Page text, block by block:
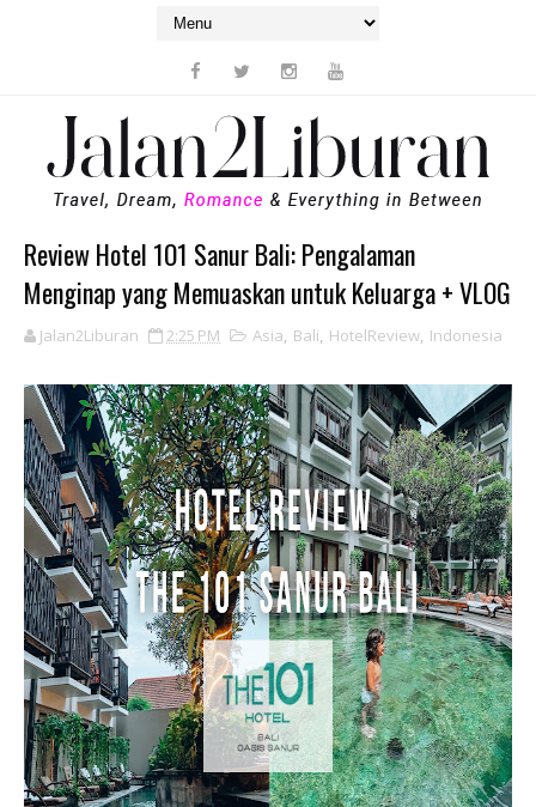
Review Hotel 1O1 Sanur Bali: Pengalaman
Menginap yang Memuaskan untuk Keluarga + VLOG
Jalan2Liburan 2:25 PM Asia, Bali, HotelReview, Indonesia